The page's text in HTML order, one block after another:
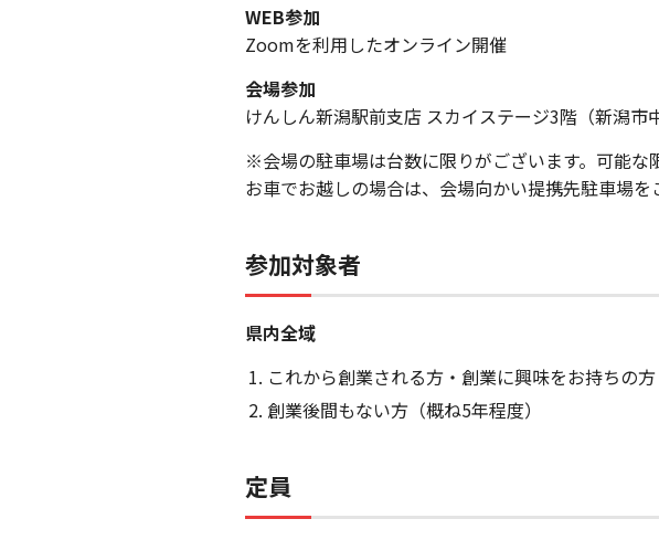
WEB参加
Zoomを利用したオンライン開催
会場参加
けんしん新潟駅前支店 スカイステージ3階（新潟市
※会場の駐車場は台数に限りがございます。可能な
お車でお越しの場合は、会場向かい提携先駐車場
参加対象者
県内全域
これから創業される方・創業に興味をお持ちの方
創業後間もない方（概ね5年程度）
定員